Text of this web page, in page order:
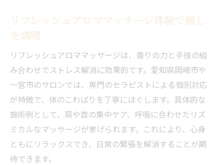
ション
すめ
リフレッシュアロママッサージ体験で癒し
を満喫
リフレッシュアロママッサージは、香りの力と手技の組
み合わせでストレス解消に効果的です。愛知県岡崎市や
一宮市のサロンでは、専門のセラピストによる個別対応
が特徴で、体のこわばりを丁寧にほぐします。具体的な
施術例として、肩や首の集中ケア、呼吸に合わせたリズ
ミカルなマッサージが挙げられます。これにより、心身
ともにリラックスでき、日常の緊張を解消することが期
待できます。